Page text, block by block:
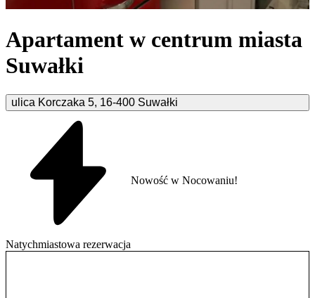
Apartament w centrum miasta
Suwałki
ulica Korczaka 5, 16-400 Suwałki
Natychmiastowa rezerwacja
Nowość w Nocowaniu!